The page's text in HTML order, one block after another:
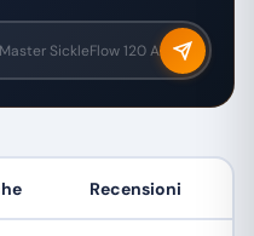
Recensioni